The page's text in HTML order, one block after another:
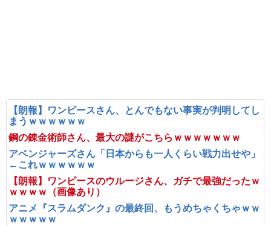
【朗報】ワンピースさん、とんでもない事実が判明してし
まうｗｗｗｗｗｗ
鋼の錬金術師さん、最大の謎がこちらｗｗｗｗｗｗｗ
アベンジャーズさん「日本からも一人くらい戦力出せや」
←これｗｗｗｗｗｗ
【朗報】ワンピースのウルージさん、ガチで最強だったｗ
ｗｗｗｗ（画像あり）
アニメ『スラムダンク』の最終回、もうめちゃくちゃｗｗ
ｗｗｗｗｗ